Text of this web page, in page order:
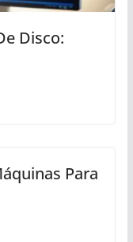
Disco:
Para